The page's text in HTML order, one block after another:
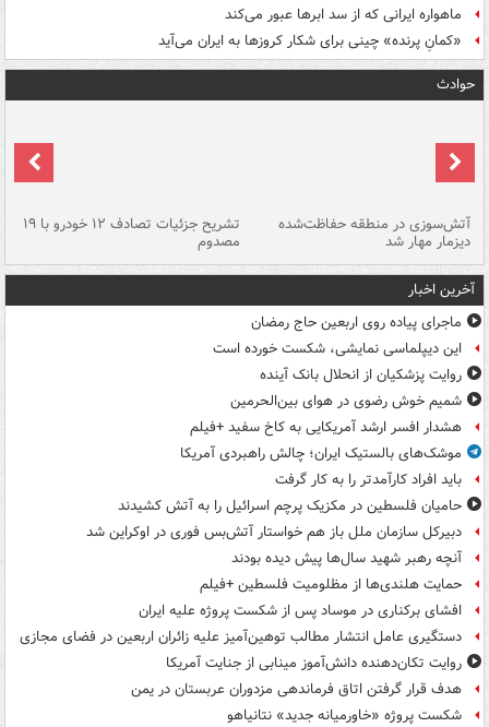
ماهواره ایرانی که از سد ابرها عبور می‌کند
«کمانِ پرنده» چینی برای شکار کروزها به ایران می‌آید
حوادث
آتش‌سوزی در منطقه حفاظت‌شده
دیزمار مهار شد
تشریح جزئیات تصادف ۱۲ خودرو با ۱۹
مصدوم
آخرین اخبار
ماجرای پیاده روی اربعین حاج رمضان
این دیپلماسی نمایشی، شکست خورده است
روایت پزشکیان از انحلال بانک آینده
شمیم خوش رضوی در هوای بین‌الحرمین
هشدار افسر ارشد آمریکایی به کاخ سفید +فیلم
موشک‌های بالستیک ایران؛ چالش راهبردی آمریکا
باید افراد کارآمدتر را به کار گرفت
حامیان فلسطین در مکزیک پرچم اسرائیل را به آتش کشیدند
دبیرکل سازمان ملل باز هم خواستار آتش‌بس فوری در اوکراین شد
آنچه رهبر شهید سال‌ها پیش دیده بودند
حمایت هلندی‌ها از مظلومیت فلسطین +فیلم
افشای برکناری در موساد پس از شکست پروژه علیه ایران
دستگیری عامل انتشار مطالب توهین‌آمیز علیه زائران اربعین در فضای مجازی
روایت تکان‌دهنده دانش‌آموز مینابی از جنایت آمریکا
هدف قرار گرفتن اتاق‌ فرماندهی مزدوران عربستان در یمن
شکست پروژه «خاورمیانه جدید» نتانیاهو